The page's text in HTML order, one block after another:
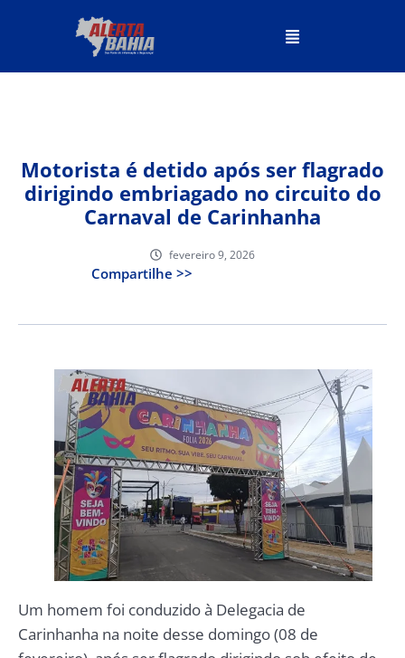
Motorista é detido após ser flagrado
dirigindo embriagado no circuito do
Carnaval de Carinhanha
fevereiro 9, 2026
Compartilhe >>
Um homem foi conduzido à Delegacia de
Carinhanha na noite desse domingo (08 de